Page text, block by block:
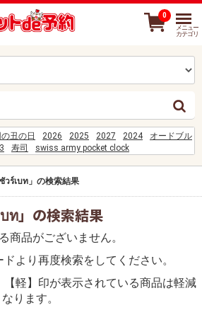
丑の日 2026 2025 2027 2024
オードブル
寿司
swiss army pocket clock
PRESS%5C1
extra%C3%B1o era yo cap 25
リーとは
B%C3%A1ch b%C3%A9o
chia s%E1%BA%BB tr%C3%AAn facebook
ph%C3%AD
0
メニュー
カテゴリ
ชัวร์เบท」の検索結果
ท」の検索結果
商品がございません。
より再度検索をしてください。
軽】印が表示されている商品は軽減
ります。